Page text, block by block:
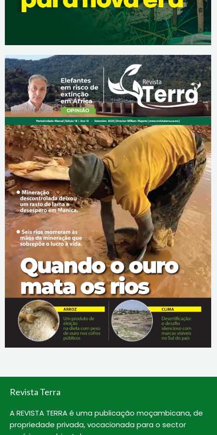
Revista Terra
A REVISTA TERRA é uma publicação moçambicana, de
propriedade privada, vocacionada para o sector